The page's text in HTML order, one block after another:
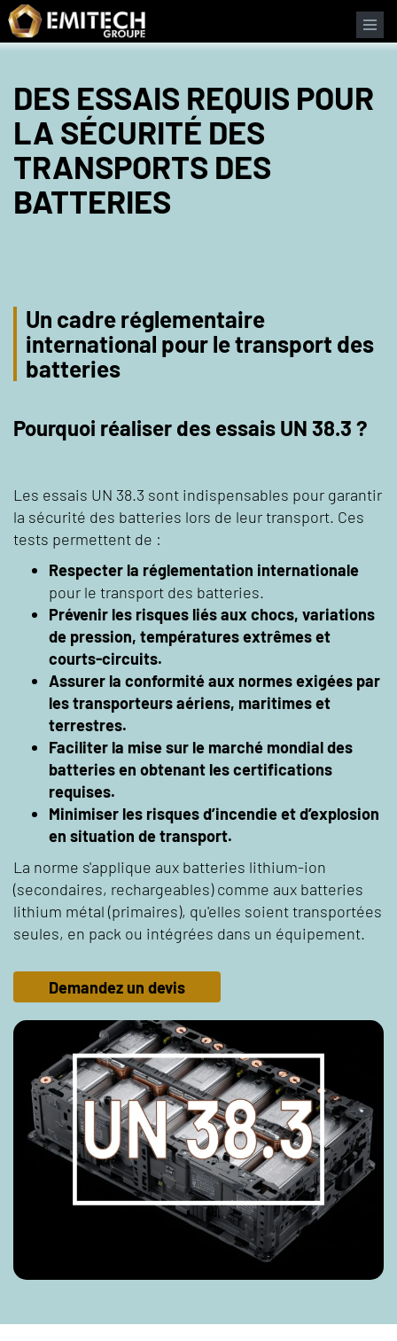
Panneau de gestion des cookies
DES ESSAIS REQUIS POUR
LA SÉCURITÉ DES
TRANSPORTS DES
BATTERIES
Un cadre réglementaire
international pour le transport des
batteries
Pourquoi réaliser des essais UN 38.3 ?
Les essais UN 38.3 sont indispensables pour garantir
la sécurité des batteries lors de leur transport. Ces
tests permettent de :
Respecter la réglementation internationale
pour le transport des batteries.
Prévenir les risques liés aux chocs, variations
de pression, températures extrêmes et
courts-circuits.
Assurer la conformité aux normes exigées par
les transporteurs aériens, maritimes et
terrestres.
Faciliter la mise sur le marché mondial des
batteries en obtenant les certifications
requises.
Minimiser les risques d’incendie et d’explosion
en situation de transport.
La norme s'applique aux batteries lithium-ion
(secondaires, rechargeables) comme aux batteries
lithium métal (primaires), qu'elles soient transportées
seules, en pack ou intégrées dans un équipement.
Demandez un devis